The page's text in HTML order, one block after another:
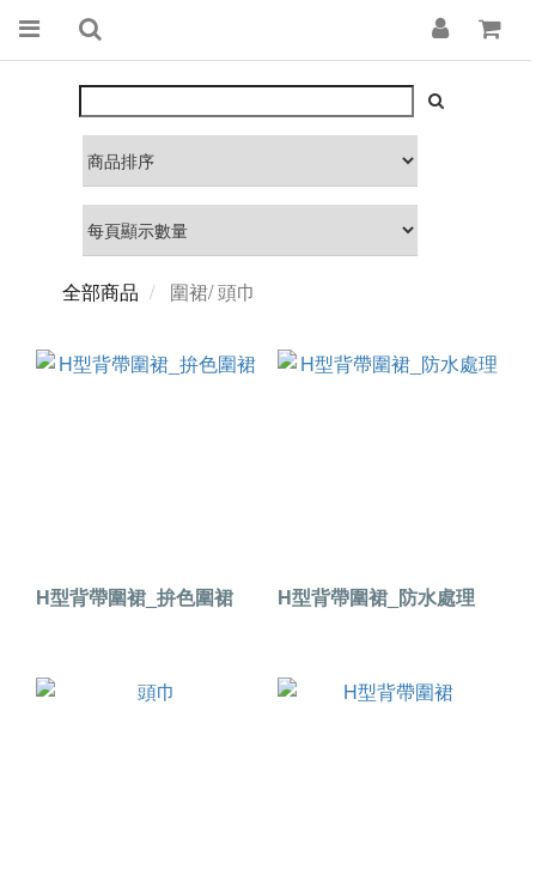
全部商品 圍裙/ 頭巾
H型背帶圍裙_拚色圍裙 H型背帶圍裙_防水處理